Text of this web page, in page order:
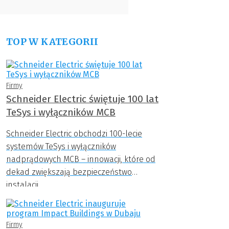
TOP W KATEGORII
Firmy
Schneider Electric świętuje 100 lat
TeSys i wyłączników MCB
Schneider Electric obchodzi 100-lecie
systemów TeSys i wyłączników
nadprądowych MCB – innowacji, które od
dekad zwiększają bezpieczeństwo
instalacji.
Firmy